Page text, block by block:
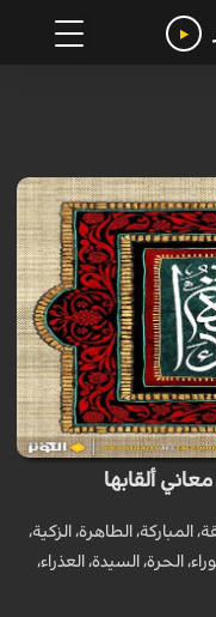
ألقابها
المباركة، الطاهرة، الزكية،
الحرة، السيدة، العذراء،